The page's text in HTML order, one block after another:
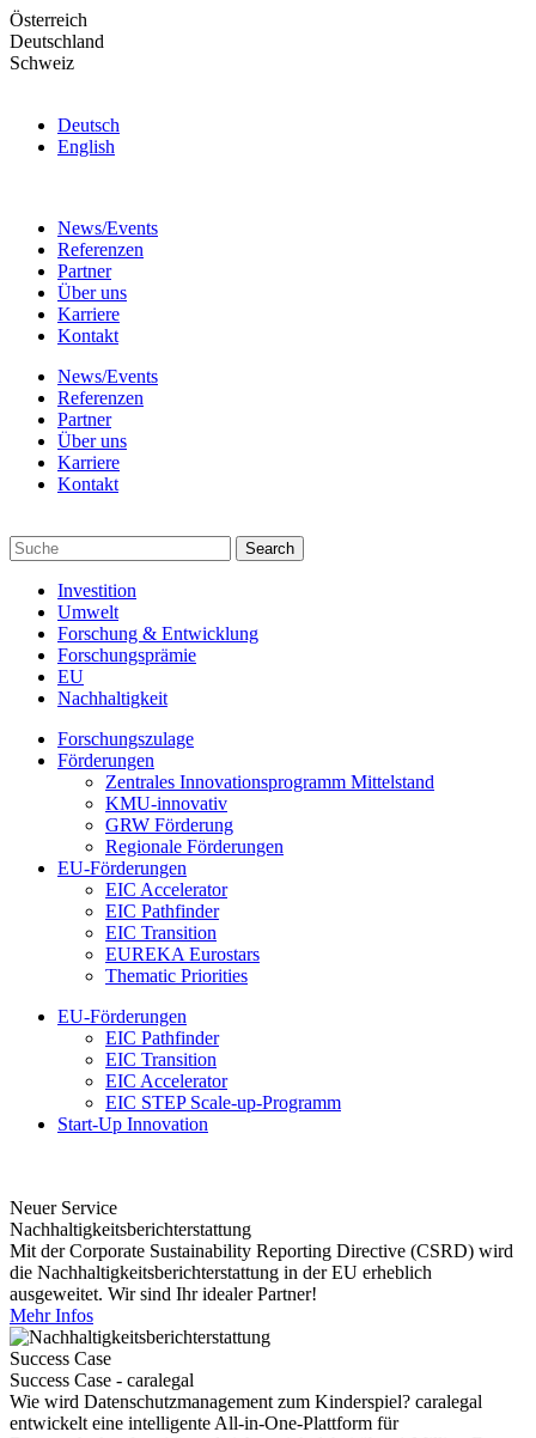
Skip
to
the
Österreich
Deutschland
Schweiz
Deutsch
English
News/Events
Referenzen
Partner
Über uns
Karriere
Kontakt
News/Events
Referenzen
Partner
Über uns
Karriere
Kontakt
Investition
Umwelt
Forschung & Entwicklung
Forschungsprämie
EU
Nachhaltigkeit
Forschungszulage
Förderungen
Zentrales Innovationsprogramm Mittelstand
KMU-innovativ
GRW Förderung
Regionale Förderungen
EU-Förderungen
EIC Accelerator
EIC Pathfinder
EIC Transition
EUREKA Eurostars
Thematic Priorities
EU-Förderungen
EIC Pathfinder
EIC Transition
EIC Accelerator
EIC STEP Scale-up-Programm
Start-Up Innovation
Neuer Service
Nachhaltigkeitsberichterstattung
Mit der Corporate Sustainability Reporting Directive (CSRD) wird
die Nachhaltigkeitsberichterstattung in der EU erheblich
ausgeweitet. Wir sind Ihr idealer Partner!
Mehr Infos
Success Case
Success Case - caralegal
Wie wird Datenschutzmanagement zum Kinderspiel? caralegal
entwickelt eine intelligente All-in-One-Plattform für